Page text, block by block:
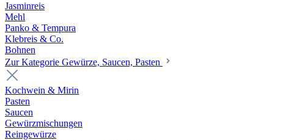
Jasminreis
Mehl
Panko & Tempura
Klebreis & Co.
Bohnen
Zur Kategorie Gewürze, Saucen, Pasten
Kochwein & Mirin
Pasten
Saucen
Gewürzmischungen
Reingewürze